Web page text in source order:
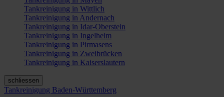
Tankreinigung in Wittlich
Tankreinigung in Andernach
Tankreinigung in Idar-Oberstein
Tankreinigung in Ingelheim
Tankreinigung in Pirmasens
Tankreinigung in Zweibrücken
Tankreinigung in Kaiserslautern
schliessen
Tankreinigung Baden-Württemberg